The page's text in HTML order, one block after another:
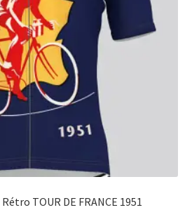
choisies
sur
la
page
du
produit
TOUR DE FRANCE 1951